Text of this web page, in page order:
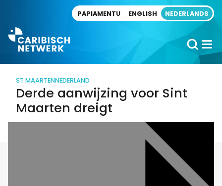
PAPIAMENTU ENGLISH NEDERLANDS
ST MAARTENNEDERLAND
Derde aanwijzing voor Sint
Maarten dreigt